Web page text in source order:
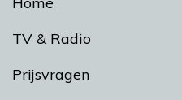
TV & Radio
Prijsvragen